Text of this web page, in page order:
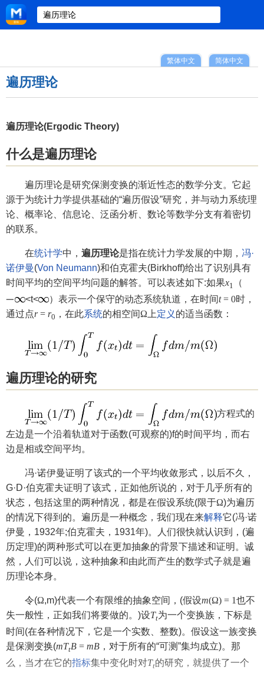
简体中文
繁体中文
遍历理论
遍历理论(Ergodic Theory)
什么是遍历理论
遍历理论是研究保测变换的渐近性态的数学分支。它起
源于为统计力学提供基础的“遍历假设”研究，并与动力系统理
论、概率论、信息论、泛函分析、数论等数学分支有着密切
的联系。
在统计学中， 遍历理论是指在统计力学发展的中期， 冯·
诺伊曼(Von Neumann)和伯克霍夫(Birkhoff)给出了识别具有
时间平均的空间平均问题的解答。可以表述如下:如果x1
（
<t<
）表示一个保守的动态系统轨道，在时间t= 0时，
通过点r= r0 ，在此系统的相空间Ω 上定义 的适当函数：
遍历理论的研究
方程式的
左边是一个沿着轨道对于函数(可观察的)f的时间平均，而右
边是相或空间平均。
冯·诺伊曼证明了该式的一个平均收敛形式，以后不久，
G·D·伯克霍夫证明了该式，正如他所说的，对于几乎所有的
状态，包括这里的两种情况，都是在假设系统(限于Ω)为遍历
的情况下得到的。遍历是一种概念，我们现在来解释它(冯·诺
伊曼，1932年;伯克霍夫，1931年)。人们很快就认识到，(遍
历定理)的两种形式可以在更加抽象的背景下描述和证明。诚
然，人们可以说，这种抽象和由此而产生的数学式子就是遍
历理论本身。
令(Ω,m)代表一个有限维的抽象空间，(假设m(Ω) = 1也不
失一般性，正如我们将要做的。)设Tt为一个变换族，下标是
时间(在各种情况下，它是一个实数、整数)。假设这一族变换
是保测变换(mTtB = mB ，对于所有的“可测”集均成立)。那
么，当才在它的指标集中变化时对Tt的研究，就提供了一个